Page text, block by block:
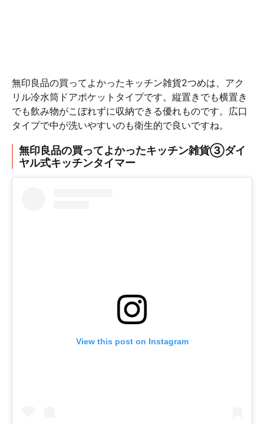
無印良品の買ってよかったキッチン雑貨2つめは、アク
リル冷水筒ドアポケットタイプです。縦置きでも横置き
でも飲み物がこぼれずに収納できる優れものです。広口
タイプで中が洗いやすいのも衛生的で良いですね。
無印良品の買ってよかったキッチン雑貨③ダイ
ヤル式キッチンタイマー
View this post on Instagram